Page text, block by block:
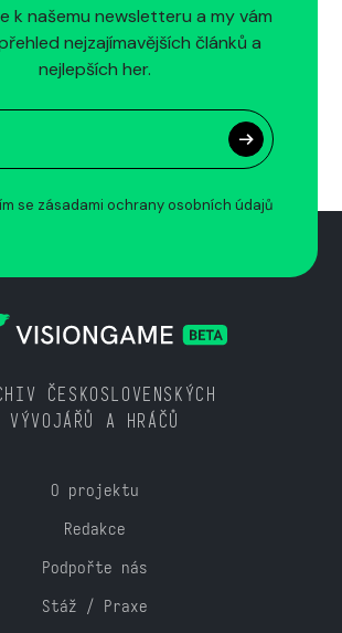
k našemu newsletteru a my vám
nejzajímavějších článků a
nejlepších her.
se zásadami ochrany osobních údajů
ČESKOSLOVENSKÝCH
VÝVOJÁŘŮ A HRÁČŮ
O projektu
Redakce
Podpořte nás
Stáž / Praxe